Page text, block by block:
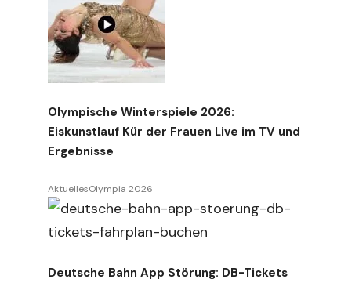
Olympische Winterspiele 2026:
Eiskunstlauf Kür der Frauen Live im TV und
Ergebnisse
AktuellesOlympia 2026
Deutsche Bahn App Störung: DB-Tickets